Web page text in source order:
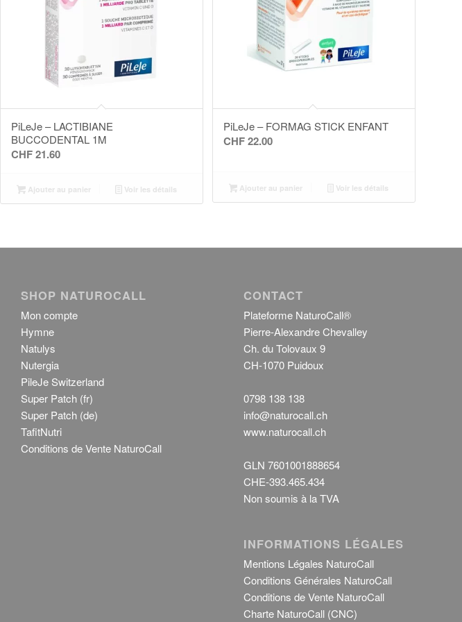
PiLeJe – LACTIBIANE
BUCCODENTAL 1M
CHF21.60
Ajouter au panier Voir les détails
PiLeJe – FORMAG STICK ENFANT
CHF22.00
Ajouter au panier Voir les détails
SHOP NATUROCALL
Mon compte
Hymne
Natulys
Nutergia
PileJe Switzerland
Super Patch (fr)
Super Patch (de)
TafitNutri
Conditions de Vente NaturoCall
CONTACT
Plateforme NaturoCall®
Pierre-Alexandre Chevalley
Ch. du Tolovaux 9
CH-1070 Puidoux
0798 138 138
info@naturocall.ch
www.naturocall.ch
GLN 7601001888654
CHE-393.465.434
Non soumis à la TVA
INFORMATIONS LÉGALES
Mentions Légales NaturoCall
Conditions Générales NaturoCall
Conditions de Vente NaturoCall
Charte NaturoCall (CNC)